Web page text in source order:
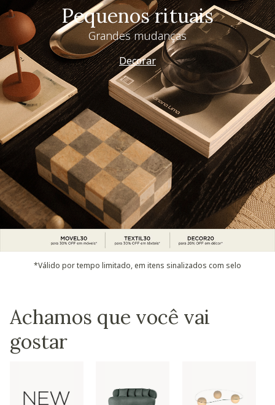
Pequenos rituais
Grandes mudanças
Decorar
*Válido por tempo limitado, em itens sinalizados com selo
Achamos que você vai
gostar